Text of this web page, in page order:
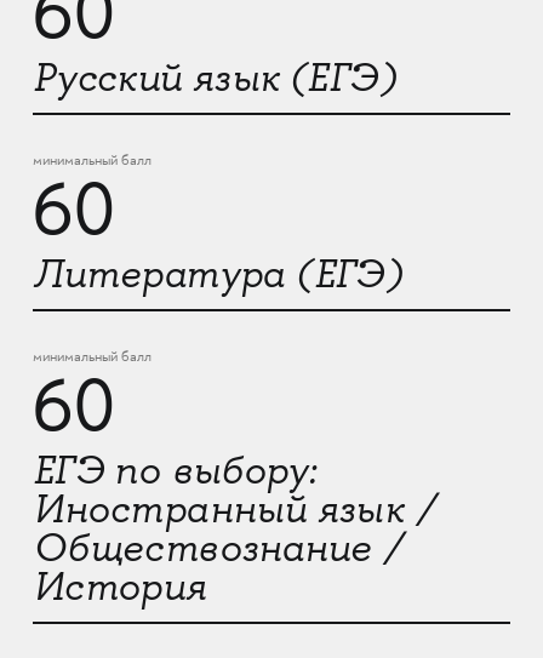
60
Русский язык (ЕГЭ)
минимальный балл
60
Литература (ЕГЭ)
минимальный балл
60
ЕГЭ по выбору:
Иностранный язык /
Обществознание /
История